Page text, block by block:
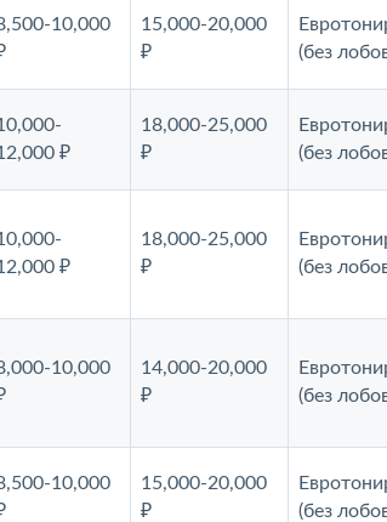
10,000
15,000-20,000
₽
(без
₽
18,000-25,000
₽
(без
₽
18,000-25,000
₽
(без
10,000
14,000-20,000
₽
(без
10,000
15,000-20,000
₽
(без